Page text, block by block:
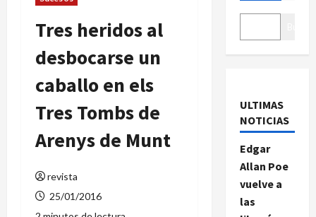
Tres heridos al
desbocarse un
caballo en els
Tres Tombs de
Arenys de Munt
revista
25/01/2016
ULTIMAS
NOTICIAS
Edgar
Allan Poe
vuelve a
las